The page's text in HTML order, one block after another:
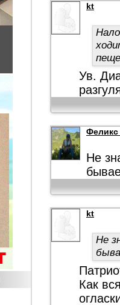
kt
Ув.
Феликс
Не
kt
Не
Как